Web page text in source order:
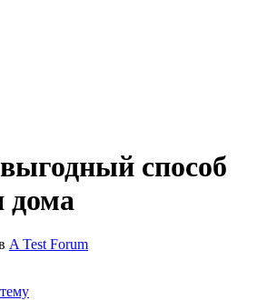
способ
дома
A Test Forum